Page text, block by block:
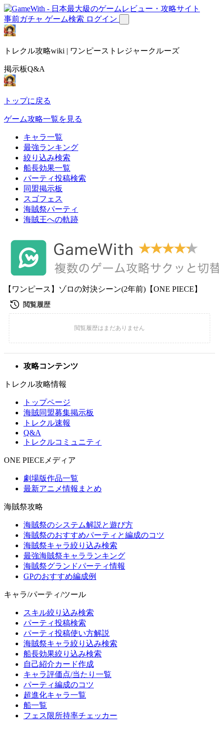
事前ガチャ ゲーム検索 ログイン
トレクル攻略wiki | ワンピーストレジャークルーズ
掲示板Q&A
トップに戻る
ゲーム攻略一覧を見る
キャラ一覧
最強ランキング
絞り込み検索
船長効果一覧
パーティ投稿検索
同盟掲示板
スゴフェス
海賊祭パーティ
海賊王への軌跡
【ワンピース】ゾロの対決シーン(2年前)【ONE PIECE】
攻略コンテンツ
トレクル攻略情報
トップページ
海賊同盟募集掲示板
トレクル速報
Q&A
トレクルコミュニティ
ONE PIECEメディア
劇場版作品一覧
最新アニメ情報まとめ
海賊祭攻略
海賊祭のシステム解説と遊び方
海賊祭のおすすめパーティと編成のコツ
海賊祭キャラ絞り込み検索
最強海賊祭キャラランキング
海賊祭グランドパーティ情報
GPのおすすめ編成例
キャラ/パーティ/ツール
スキル絞り込み検索
パーティ投稿検索
パーティ投稿使い方解説
海賊祭キャラ絞り込み検索
船長効果絞り込み検索
自己紹介カード作成
キャラ評価点/当たり一覧
パーティ編成のコツ
超進化キャラ一覧
船一覧
フェス限所持率チェッカー